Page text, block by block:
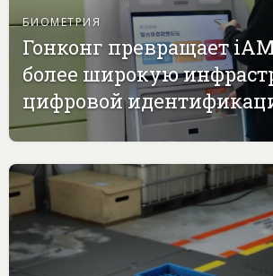
БИОМЕТРИЯ
Гонконг превращает
более широкую
цифровой